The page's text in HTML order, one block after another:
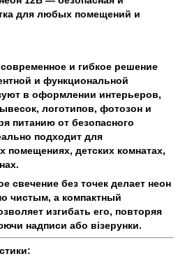
для любых помещений и
и гибкое решение
и функциональной
в оформлении интерьеров,
логотипов, фотозон и
питанию от безопасного
подходит для
помещениях, детских комнатах,
свечение без точек делает неон
чистым, а компактный
изгибать его, повторяя
надписи або візерунки.